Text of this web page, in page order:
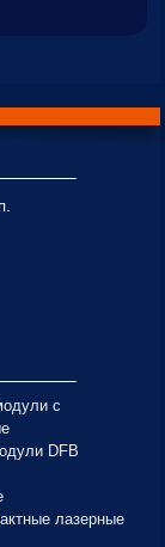
с
DFB
лазерные